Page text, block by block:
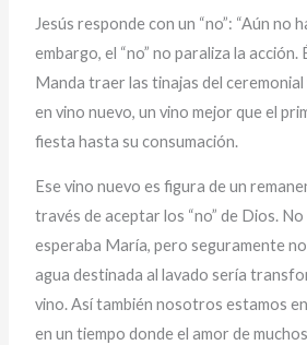
Jesús responde con un “no”: “Aún no
embargo, el “no” no paraliza la acción.
Manda traer las tinajas del
en vino nuevo, un vino mejor que el
fiesta hasta su consumación.
Ese vino nuevo es figura de un
través de aceptar los “no” de Dios. No
esperaba María, pero seguramente
agua destinada al lavado sería
vino. Así también nosotros estamos
en un tiempo donde el amor de